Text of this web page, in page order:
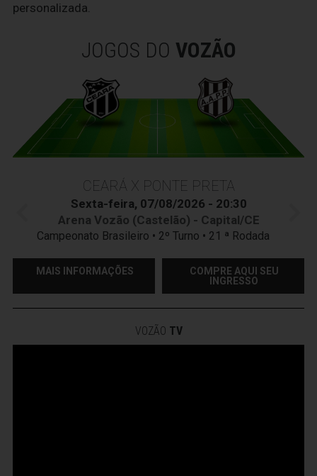
personalizada.
JOGOS DO VOZÃO
CEARÁ X PONTE PRETA
Sexta-feira, 07/08/2026 - 20:30
Arena Vozão (Castelão) - Capital/CE
Campeonato Brasileiro • 2º Turno • 21 ª Rodada
MAIS INFORMAÇÕES
COMPRE AQUI SEU
INGRESSO
VOZÃO TV